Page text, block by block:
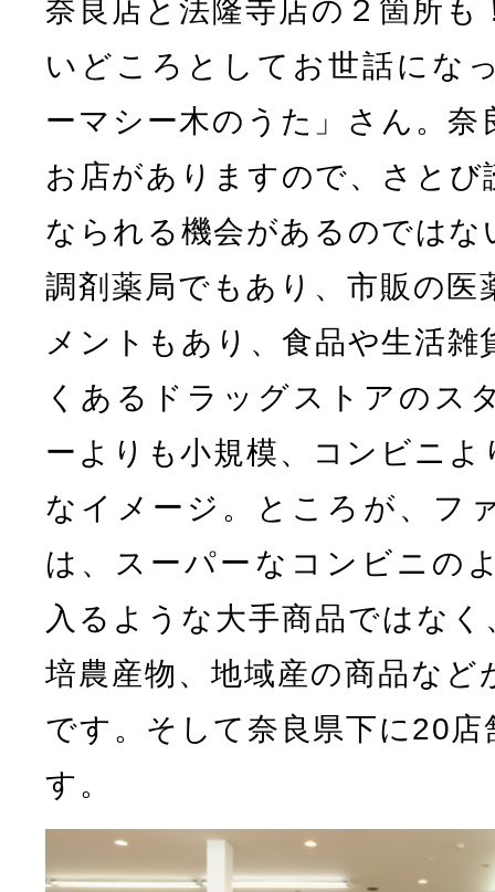
奈良店と法隆寺店の２箇所も
いどころとしてお世話にな
ーマシー木のうた」さん。
お店がありますので、さと
なられる機会があるのではな
調剤薬局でもあり、市販の医
メントもあり、食品や生活
くあるドラッグストアのス
ーよりも小規模、コンビニ
なイメージ。ところが、フ
は、スーパーなコンビニの
入るような大手商品ではな
培農産物、地域産の商品など
です。そして奈良県下に20
す。